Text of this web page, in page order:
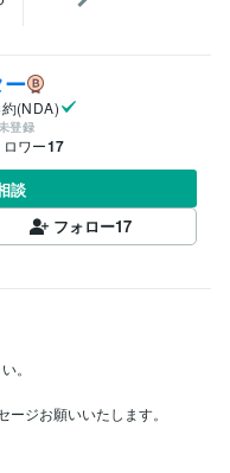
(NDA)
登録
ワー17
談
フォロー17
。
ジお願いいたします。